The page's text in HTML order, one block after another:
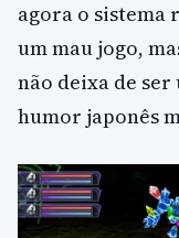
agora o sistema
um mau jogo,
não deixa de ser
humor japonês